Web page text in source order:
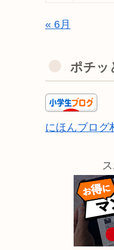
« 6月
ポチッ
にほんブログ